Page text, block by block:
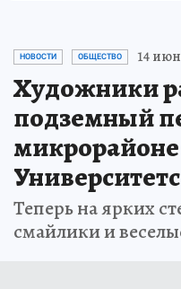
НОВОСТИ ОБЩЕСТВО 14
Художники
подземный
микрорайоне
Теперь на ярких
смайлики и